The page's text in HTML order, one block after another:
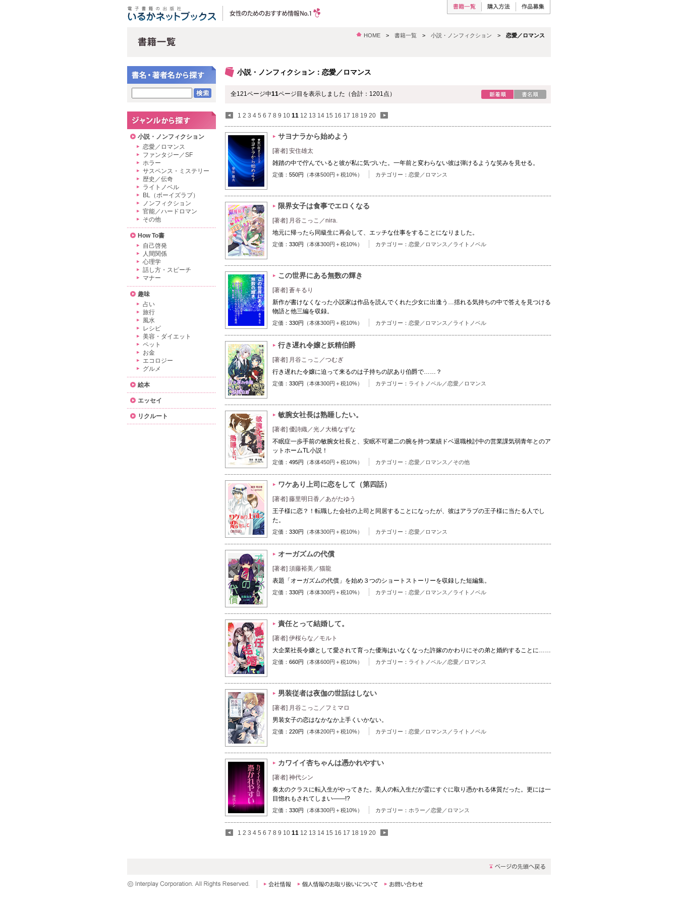
HOME > 書籍一覧 > 小説・ノンフィクション > 恋愛／ロマンス
小説・ノンフィクション：恋愛／ロマンス
全121ページ中11ページ目を表示しました（合計：1201点）
1 2 3 4 5 6 7 8 9 10 11 12 13 14 15 16 17 18 19 20
サヨナラから始めよう
[著者] 安住雄太
雑踏の中で佇んでいると彼が私に気づいた。一年前と変わらない彼は弾けるような笑みを見せる。
定価： 550円 （本体500円＋税10%） カテゴリー： 恋愛／ロマンス
限界女子は食事でエロくなる
[著者] 月谷こっこ／nira.
地元に帰ったら同級生に再会して、エッチな仕事をすることになりました。
定価： 330円 （本体300円＋税10%） カテゴリー： 恋愛／ロマンス ／ ライトノベル
この世界にある無数の輝き
[著者] 蒼キるり
新作が書けなくなった小説家は作品を読んでくれた少女に出逢う…揺れる気持ちの中で答えを見つける
物語と他三編を収録。
定価： 330円 （本体300円＋税10%） カテゴリー： 恋愛／ロマンス ／ ライトノベル
行き遅れ令嬢と妖精伯爵
[著者] 月谷こっこ／つむぎ
行き遅れた令嬢に迫って来るのは子持ちの訳あり伯爵で……？
定価： 330円 （本体300円＋税10%） カテゴリー： ライトノベル ／恋愛／ロマンス
敏腕女社長は熟睡したい。
[著者] 優詩織／光ノ大橋なずな
不眠症一歩手前の敏腕女社長と、安眠不可避二の腕を持つ業績ドベ退職検討中の営業課気弱青年とのア
ットホームTL小説！
定価： 495円 （本体450円＋税10%） カテゴリー： 恋愛／ロマンス ／ その他
ワケあり上司に恋をして（第四話）
[著者] 藤里明日香／あがたゆう
王子様に恋？！転職した会社の上司と同居することになったが、彼はアラブの王子様に当たる人でし
た。
定価： 330円 （本体300円＋税10%） カテゴリー： 恋愛／ロマンス
オーガズムの代償
[著者] 須藤裕美／猫龍
表題「オーガズムの代償」を始め３つのショートストーリーを収録した短編集。
定価： 330円 （本体300円＋税10%） カテゴリー： 恋愛／ロマンス ／ ライトノベル
責任とって結婚して。
[著者] 伊桜らな／モルト
大企業社長令嬢として愛されて育った優海はいなくなった許嫁のかわりにその弟と婚約することに……
定価： 660円 （本体600円＋税10%） カテゴリー： ライトノベル ／恋愛／ロマンス
男装従者は夜伽の世話はしない
[著者] 月谷こっこ／フミマロ
男装女子の恋はなかなか上手くいかない。
定価： 220円 （本体200円＋税10%） カテゴリー： 恋愛／ロマンス ／ ライトノベル
カワイイ杏ちゃんは憑かれやすい
[著者] 神代シン
奏太のクラスに転入生がやってきた。美人の転入生だが霊にすぐに取り憑かれる体質だった。更には一
目惚れもされてしまい――!?
定価： 330円 （本体300円＋税10%） カテゴリー： ホラー ／恋愛／ロマンス
1 2 3 4 5 6 7 8 9 10 11 12 13 14 15 16 17 18 19 20
小説・ノンフィクション
恋愛／ロマンス
ファンタジー／SF
ホラー
サスペンス・ミステリー
歴史／伝奇
ライトノベル
BL（ボーイズラブ）
ノンフィクション
官能／ハードロマン
その他
How To書
自己啓発
人間関係
心理学
話し方・スピーチ
マナー
趣味
占い
旅行
風水
レシピ
美容・ダイエット
ペット
お金
エコロジー
グルメ
絵本
エッセイ
リクルート